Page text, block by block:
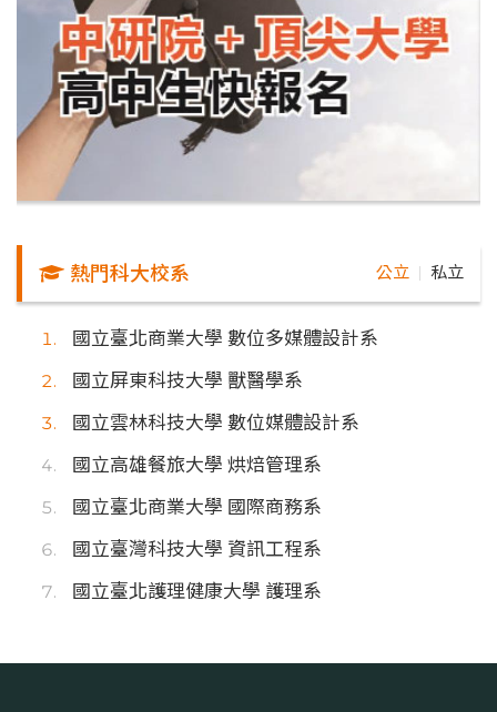
熱門科大校系 公立 私立
國立臺北商業大學 數位多媒體設計系
國立屏東科技大學 獸醫學系
國立雲林科技大學 數位媒體設計系
國立高雄餐旅大學 烘焙管理系
國立臺北商業大學 國際商務系
國立臺灣科技大學 資訊工程系
國立臺北護理健康大學 護理系